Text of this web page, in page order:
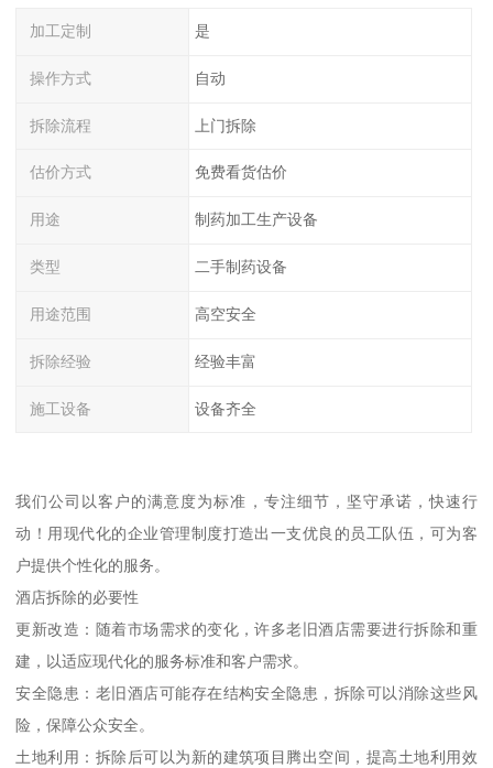
加工定制 是
操作方式 自动
拆除流程 上门拆除
估价方式 免费看货估价
用途 制药加工生产设备
类型 二手制药设备
用途范围 高空安全
拆除经验 经验丰富
施工设备 设备齐全
我们公司以客户的满意度为标准，专注细节，坚守承诺，快速行
动！用现代化的企业管理制度打造出一支优良的员工队伍，可为客
户提供个性化的服务。
酒店拆除的必要性
更新改造：随着市场需求的变化，许多老旧酒店需要进行拆除和重
建，以适应现代化的服务标准和客户需求。
安全隐患：老旧酒店可能存在结构安全隐患，拆除可以消除这些风
险，保障公众安全。
土地利用：拆除后可以为新的建筑项目腾出空间，提高土地利用效